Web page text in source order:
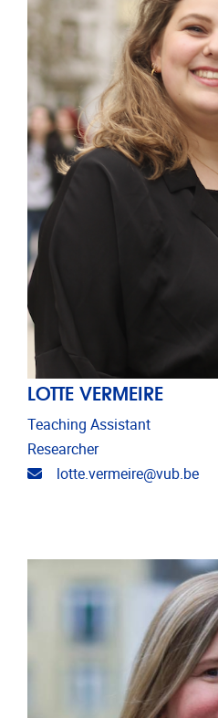
LOTTE VERMEIRE
Teaching Assistant
Researcher
Email address
lotte.vermeire@vub.be